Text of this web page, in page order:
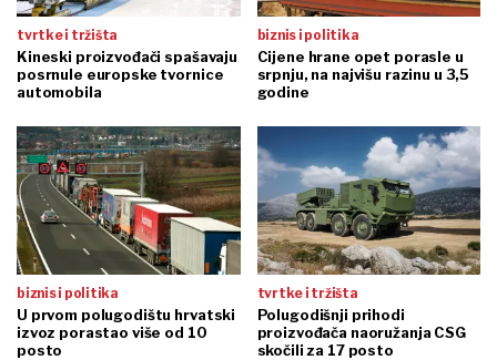
tvrtke i tržišta
Kineski proizvođači spašavaju
posrnule europske tvornice
automobila
biznis i politika
Cijene hrane opet porasle u
srpnju, na najvišu razinu u 3,5
godine
biznis i politika
U prvom polugodištu hrvatski
izvoz porastao više od 10
posto
tvrtke i tržišta
Polugodišnji prihodi
proizvođača naoružanja CSG
skočili za 17 posto